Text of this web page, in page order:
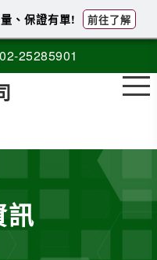
02-25285901
訊
、保證有單! 前往了解